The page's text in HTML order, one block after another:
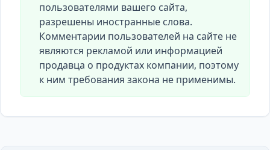
пользователями вашего сайта,
разрешены иностранные слова.
Комментарии пользователей на сайте не
являются рекламой или информацией
продавца о продуктах компании, поэтому
к ним требования закона не применимы.